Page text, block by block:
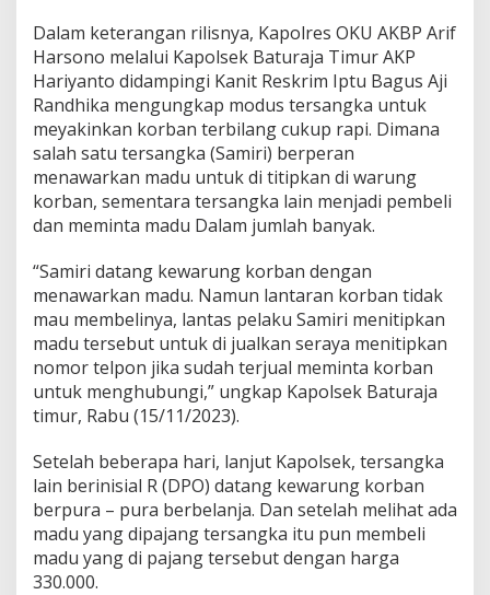
Dalam keterangan rilisnya, Kapolres OKU AKBP Arif
Harsono melalui Kapolsek Baturaja Timur AKP
Hariyanto didampingi Kanit Reskrim Iptu Bagus Aji
Randhika mengungkap modus tersangka untuk
meyakinkan korban terbilang cukup rapi. Dimana
salah satu tersangka (Samiri) berperan
menawarkan madu untuk di titipkan di warung
korban, sementara tersangka lain menjadi pembeli
dan meminta madu Dalam jumlah banyak.
“Samiri datang kewarung korban dengan
menawarkan madu. Namun lantaran korban tidak
mau membelinya, lantas pelaku Samiri menitipkan
madu tersebut untuk di jualkan seraya menitipkan
nomor telpon jika sudah terjual meminta korban
untuk menghubungi,” ungkap Kapolsek Baturaja
timur, Rabu (15/11/2023).
Setelah beberapa hari, lanjut Kapolsek, tersangka
lain berinisial R (DPO) datang kewarung korban
berpura – pura berbelanja. Dan setelah melihat ada
madu yang dipajang tersangka itu pun membeli
madu yang di pajang tersebut dengan harga
330.000.